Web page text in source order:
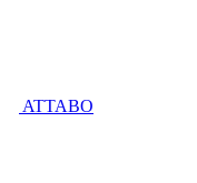
ATTABO